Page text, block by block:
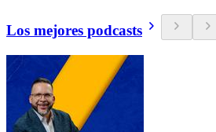
Los mejores podcasts